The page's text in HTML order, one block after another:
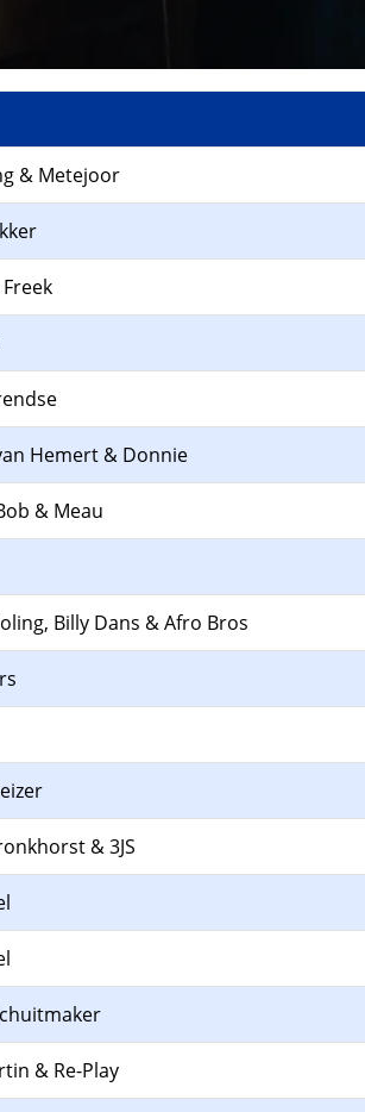
& Metejoor
Hemert & Donnie
& Meau
Billy Dans & Afro Bros
& 3JS
& Re-Play